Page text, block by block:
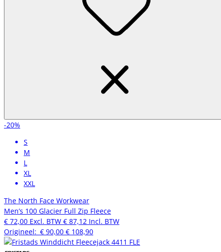
-20%
S
M
L
XL
XXL
The North Face Workwear
Men’s 100 Glacier Full Zip Fleece
€ 72,00 Excl. BTW € 87,12 Incl. BTW
Origineel: € 90,00 € 108,90